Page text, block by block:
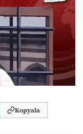
Kopyala